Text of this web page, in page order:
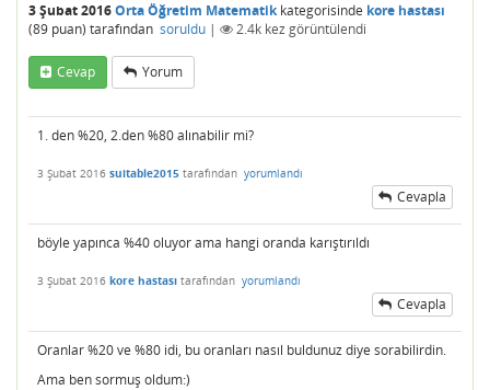
3 Şubat 2016Orta Öğretim Matematikkategorisinde kore hastası
(89 puan) tarafından soruldu | 2.4k kez görüntülendi
Cevap Yorum
1. den %20, 2.den %80 alınabilir mi?
3 Şubat 2016 suitable2015 tarafından yorumlandı
Cevapla
böyle yapınca %40 oluyor ama hangi oranda karıştırıldı
3 Şubat 2016 kore hastası tarafından yorumlandı
Cevapla
Oranlar %20 ve %80 idi, bu oranları nasıl buldunuz diye sorabilirdin.
Ama ben sormuş oldum:)